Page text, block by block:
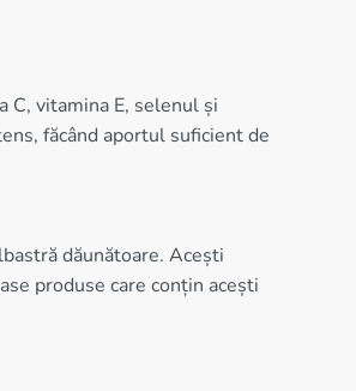
vitamina E, selenul și
făcând aportul suficient de
dăunătoare. Acești
produse care conțin acești